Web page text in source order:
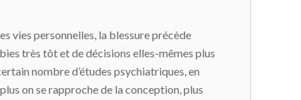
vies personnelles, la blessure précède
très tôt et de décisions elles-mêmes plus
nombre d’études psychiatriques, en
on se rapproche de la conception, plus